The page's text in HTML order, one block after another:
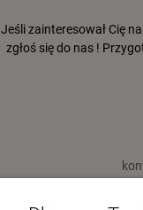
Jeśli zainteresował Cię
zgłoś się do nas !